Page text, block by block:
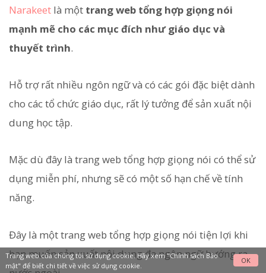
Narakeet là một trang web tổng hợp giọng nói
mạnh mẽ cho các mục đích như giáo dục và
thuyết trình.
Hỗ trợ rất nhiều ngôn ngữ và có các gói đặc biệt dành
cho các tổ chức giáo dục, rất lý tưởng để sản xuất nội
dung học tập.
Mặc dù đây là trang web tổng hợp giọng nói có thể sử
dụng miễn phí, nhưng sẽ có một số hạn chế về tính
năng.
Đây là một trang web tổng hợp giọng nói tiện lợi khi
bạn muốn sản xuất nội dung đa ngôn ngữ hướng ra
Trang web của chúng tôi sử dụng cookie. Hãy xem"Chính sách Bảo
mật" để biết chi tiết về việc sử dụng cookie.
OK